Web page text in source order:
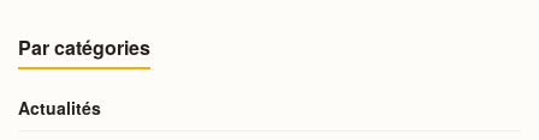
Par catégories
Actualités